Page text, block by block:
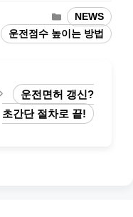
카
테
고
NEWS
태
그
운전점수 높이는 방법
운전면허 갱신?
초간단 절차로 끝!